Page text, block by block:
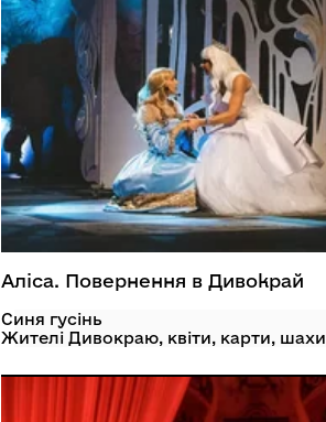
Аліса. Повернення в Дивокрай
Синя гусінь
Жителі Дивокраю, квіти, карти, шахи